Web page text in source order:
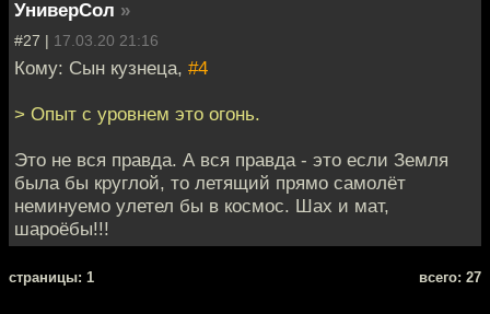
УниверСол »
#27 | 17.03.20 21:16
Кому: Сын кузнеца, #4
> Опыт с уровнем это огонь.
Это не вся правда. А вся правда - это если Земля
была бы круглой, то летящий прямо самолёт
неминуемо улетел бы в космос. Шах и мат,
шароёбы!!!
cтраницы: 1 всего: 27